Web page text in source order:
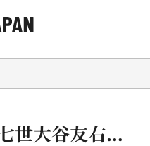
「新版舞台之姿絵」七世大谷友右衛門（四世雀右衛門） 雪女郎